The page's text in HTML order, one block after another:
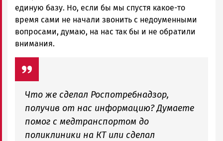
единую базу. Но, если бы мы спустя какое-то
время сами не начали звонить с недоуменными
вопросами, думаю, на нас так бы и не обратили
внимания.
Что же сделал Роспотребнадзор,
получив от нас информацию? Думаете
помог с медтранспортом до
поликлиники на КТ или сделал